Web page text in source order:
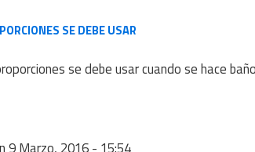
SE DEBE USAR
se debe usar cuando se hace
9 Marzo, 2016 - 15:54